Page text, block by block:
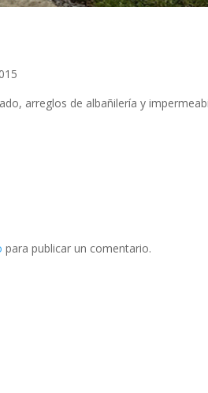
arreglos de albañilería y
para publicar un comentario.